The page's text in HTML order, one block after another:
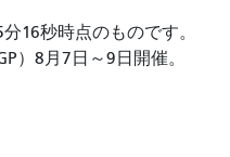
16秒時点のものです。
）8月7日～9日開催。